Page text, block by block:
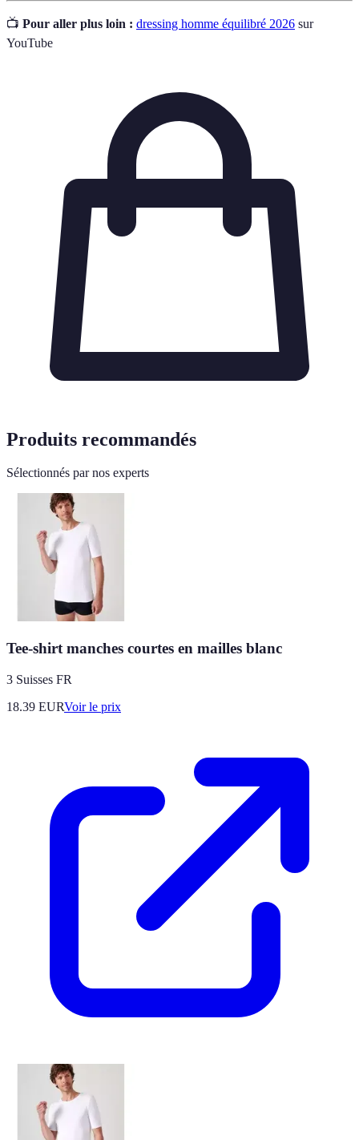
📺 Pour aller plus loin : dressing homme équilibré 2026 sur
YouTube
Produits recommandés
Sélectionnés par nos experts
Tee-shirt manches courtes en mailles blanc
3 Suisses FR
18.39 EURVoir le prix